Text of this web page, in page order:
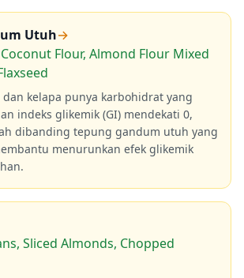
Utuh→
Flour, Almond Flour Mixed
kelapa punya karbohidrat yang
indeks glikemik (GI) mendekati 0,
dibanding tepung gandum utuh yang
menurunkan efek glikemik
Sliced Almonds, Chopped